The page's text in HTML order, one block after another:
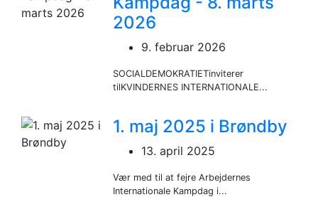
2026
9. februar 2026
SOCIALDEMOKRATIETinviterer
tilKVINDERNES INTERNATIONALE...
1. maj 2025 i Brøndby
13. april 2025
Vær med til at fejre Arbejdernes
Internationale Kampdag i...